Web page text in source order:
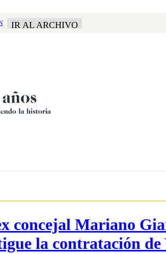
IR AL ARCHIVO
concejal Mariano
la contratación